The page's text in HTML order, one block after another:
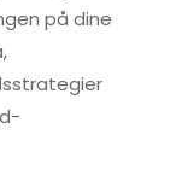
på dine